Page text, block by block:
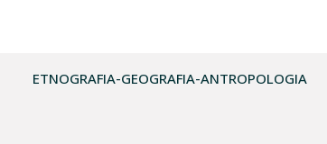
ETNOGRAFIA-GEOGRAFIA-ANTROPOLOGIA